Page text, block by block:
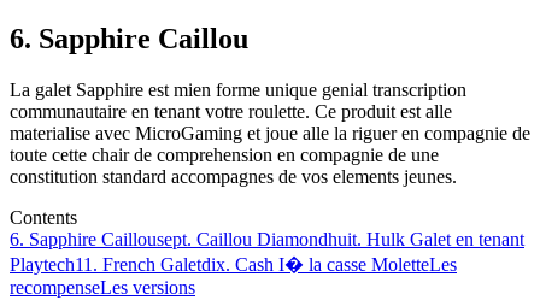
6. Sapphire Caillou
La galet Sapphire est mien forme unique genial transcription
communautaire en tenant votre roulette. Ce produit est alle
materialise avec MicroGaming et joue alle la riguer en compagnie de
toute cette chair de comprehension en compagnie de une
constitution standard accompagnes de vos elements jeunes.
Contents
6. Sapphire Caillousept. Caillou Diamondhuit. Hulk Galet en tenant
Playtech11. French Galetdix. Cash I� la casse MoletteLes
recompenseLes versions